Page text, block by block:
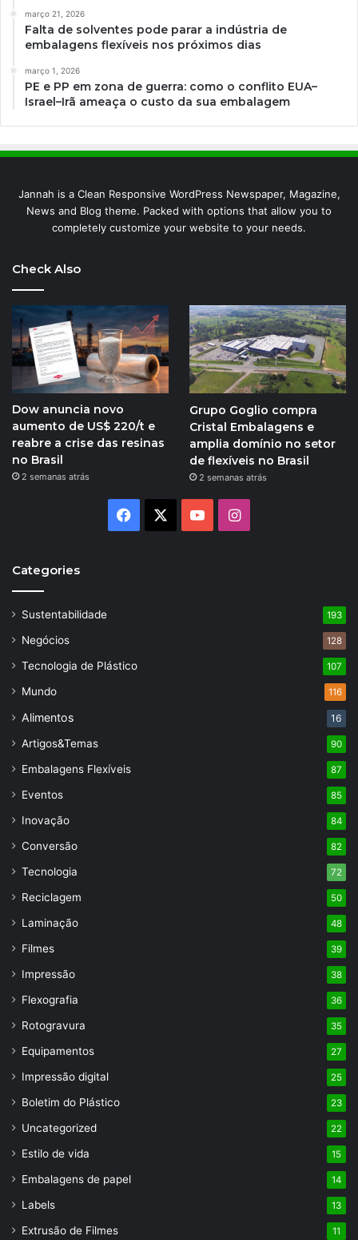
março 21, 2026
Falta de solventes pode parar a indústria de
embalagens flexíveis nos próximos dias
março 1, 2026
PE e PP em zona de guerra: como o conflito EUA–
Israel–Irã ameaça o custo da sua embalagem
Jannah is a Clean Responsive WordPress Newspaper, Magazine,
News and Blog theme. Packed with options that allow you to
completely customize your website to your needs.
Check Also
Dow anuncia novo
aumento de US$ 220/t e
reabre a crise das resinas
no Brasil
2 semanas atrás
Grupo Goglio compra
Cristal Embalagens e
amplia domínio no setor
de flexíveis no Brasil
2 semanas atrás
Facebook YouTubeInstagram
Categories
Sustentabilidade 193
Negócios 128
Tecnologia de Plástico 107
Mundo 116
Alimentos 16
Artigos&Temas 90
Embalagens Flexíveis 87
Eventos 85
Inovação 84
Conversão 82
Tecnologia 72
Reciclagem 50
Laminação 48
Filmes 39
Impressão 38
Flexografia 36
Rotogravura 35
Equipamentos 27
Impressão digital 25
Boletim do Plástico 23
Uncategorized 22
Estilo de vida 15
Embalagens de papel 14
Labels 13
Extrusão de Filmes 11